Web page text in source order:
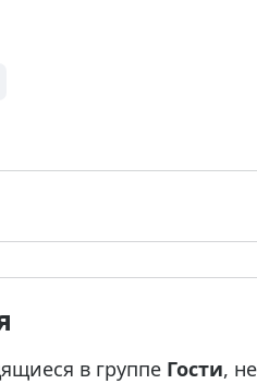
в группе Гости,